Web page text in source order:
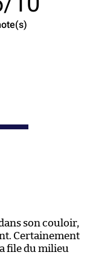
son couloir,
Certainement
file du milieu